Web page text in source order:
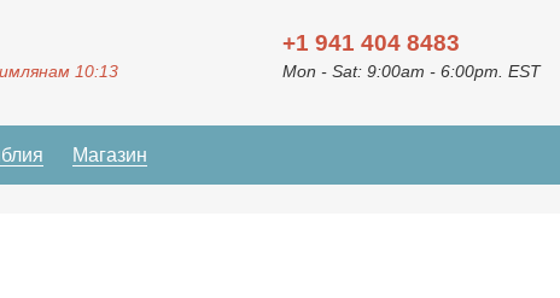
10:13
+1 941 404 8483
Mon - Sat: 9:00am - 6:00pm. EST
Магазин